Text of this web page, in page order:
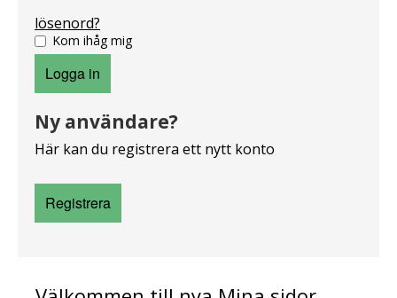
lösenord?
Kom ihåg mig
Logga in
Ny användare?
Här kan du registrera ett nytt konto
Registrera